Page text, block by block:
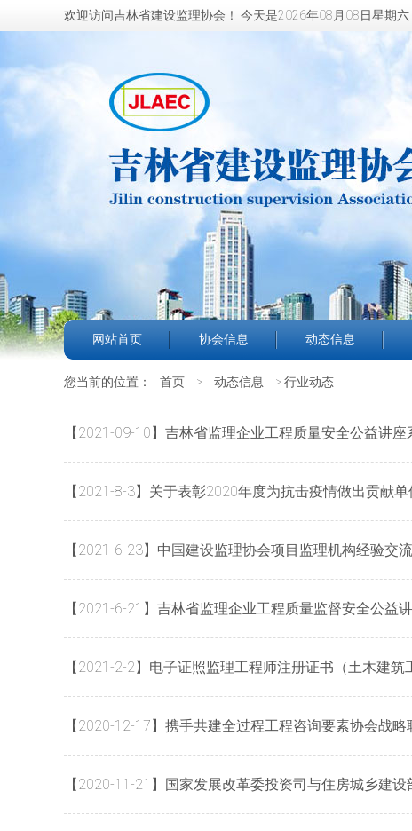
欢迎访问吉林省建设监理协会！ 今天是2026年08月08日星期六
网站首页 协会信息 动态信息
您当前的位置： 首页 > 动态信息 > 行业动态
【2021-09-10】吉林省监理企业工程质量安全公益讲座
【2021-8-3】关于表彰2020年度为抗击疫情做出贡献
【2021-6-23】中国建设监理协会项目监理机构经验交
【2021-6-21】吉林省监理企业工程质量监督安全公益
【2021-2-2】电子证照监理工程师注册证书（土木建
【2020-12-17】携手共建全过程工程咨询要素协会战
【2020-11-21】国家发展改革委投资司与住房城乡建